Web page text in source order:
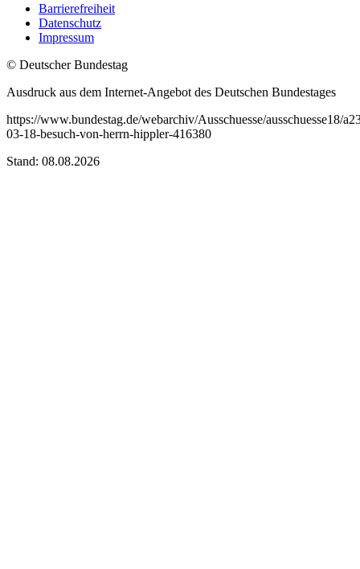
Barrierefreiheit
Datenschutz
Impressum
© Deutscher Bundestag
Ausdruck aus dem Internet-Angebot des Deutschen Bundestages
https://www.bundestag.de/webarchiv/Ausschuesse/ausschuesse18/
03-18-besuch-von-herrn-hippler-416380
Stand: 08.08.2026